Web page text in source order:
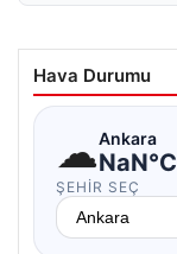
Hava Durumu
☁Ankara
NaN°C
ŞEHIR SEÇ